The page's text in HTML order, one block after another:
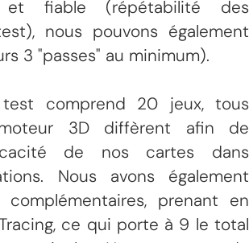
et fiable (répétabilité des
nous pouvons également
3 "passes" au minimum).
comprend 20 jeux, tous
3D diffèrent afin de
de nos cartes dans
Nous avons également
prenant en
ce qui porte à 9 le total